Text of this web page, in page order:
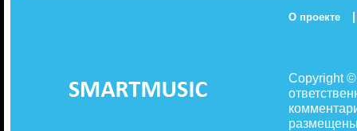
О проекте |
Copyright
размещены